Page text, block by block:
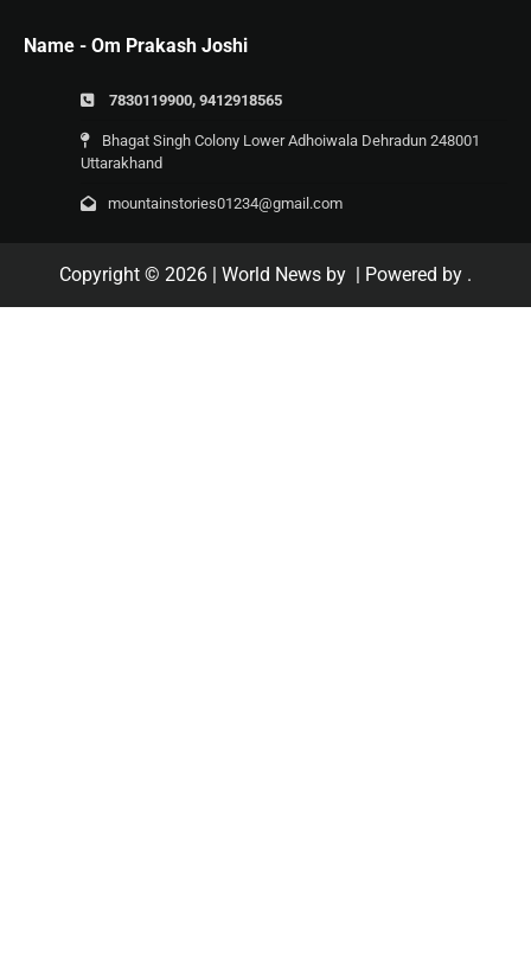
Name - Om Prakash Joshi
7830119900, 9412918565
Bhagat Singh Colony Lower Adhoiwala Dehradun 248001
Uttarakhand
mountainstories01234@gmail.com
Copyright © 2026 | World News by | Powered by .